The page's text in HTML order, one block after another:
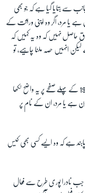
سے بتایا گیا ہے کہ جو بھی
یا مرد، اگر وہ اپنی وراثت کے
حاصل نہیں کہ وہ یہ کہیں کہ
انہیں حصہ ملنا چاہیے، تو
اشتر اوصاف سمجھتے ہیں کہ پاکستانی قوانین پی ایل ڈی 1990 کے پہلے صفحے پر یہ واضح لکھا
ہے یا مرد، ان کے نام پر
ہے کہ وہ ایسے کسی بھی کیس
جب نادرا پوری طرح سے فعال